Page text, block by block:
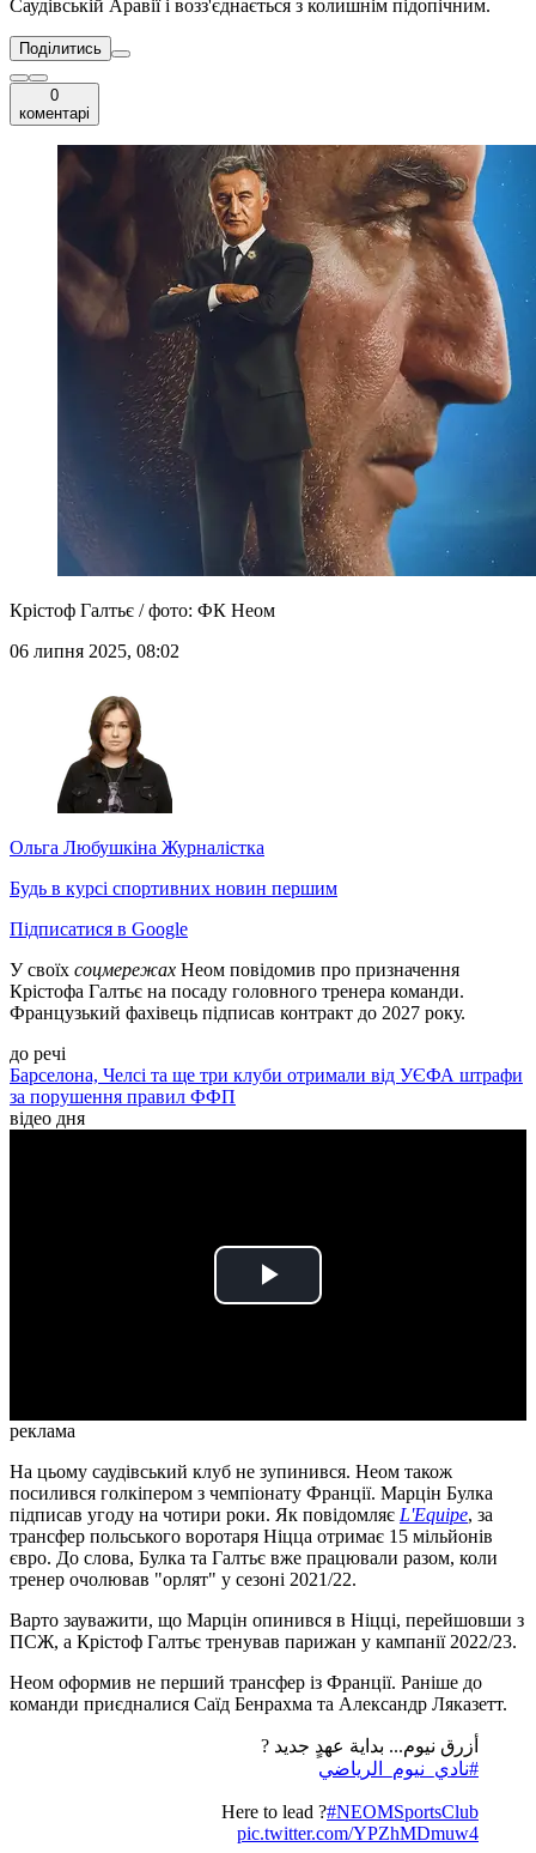
Саудівській Аравії і возз'єднається з колишнім підопічним.
Поділитись
0
коментарі
Крістоф Галтьє / фото: ФК Неом
06 липня 2025, 08:02
Ольга Любушкіна Журналістка
Будь в курсі спортивних новин першим
Підписатися в Google
У своїх соцмережах Неом повідомив про призначення
Крістофа Галтьє на посаду головного тренера команди.
Французький фахівець підписав контракт до 2027 року.
до речі
Барселона, Челсі та ще три клуби отримали від УЄФА штрафи
за порушення правил ФФП
відео дня
Play
реклама
На цьому саудівський клуб не зупинився. Неом також
посилився голкіпером з чемпіонату Франції. Марцін Булка
підписав угоду на чотири роки. Як повідомляє L'Equipe, за
трансфер польського воротаря Ніцца отримає 15 мільйонів
євро. До слова, Булка та Галтьє вже працювали разом, коли
тренер очолював "орлят" у сезоні 2021/22.
Варто зауважити, що Марцін опинився в Ніцці, перейшовши з
ПСЖ, а Крістоф Галтьє тренував парижан у кампанії 2022/23.
Неом оформив не перший трансфер із Франції. Раніше до
команди приєдналися Саїд Бенрахма та Александр Ляказетт.
أزرق نيوم... بداية عهدٍ جديد ?
#نادي_نيوم_الرياضي
Here to lead ?#NEOMSportsClub
pic.twitter.com/YPZhMDmuw4